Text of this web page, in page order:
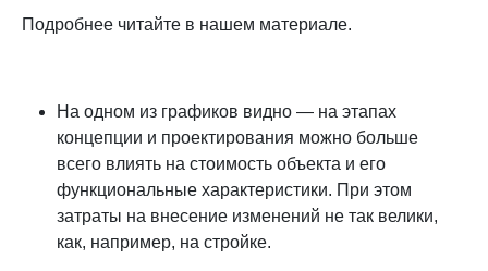
Подробнее читайте в нашем материале.
На одном из графиков видно — на этапах
концепции и проектирования можно больше
всего влиять на стоимость объекта и его
функциональные характеристики. При этом
затраты на внесение изменений не так велики,
как, например, на стройке.